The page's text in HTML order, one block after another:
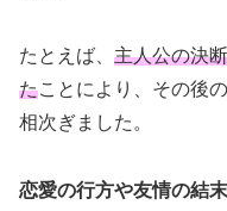
たとえば、 主人公の決
たことにより、その後
相次ぎました。
恋愛の行方や友情の結